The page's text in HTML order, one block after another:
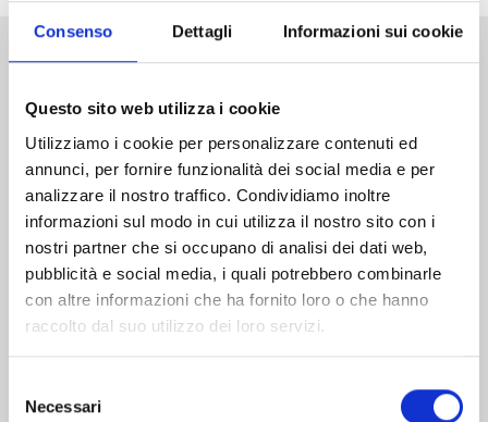
Consenso Dettagli Informazioni sui cookie
Questo sito web utilizza i cookie
Utilizziamo i cookie per personalizzare contenuti ed
annunci, per fornire funzionalità dei social media e per
analizzare il nostro traffico. Condividiamo inoltre
informazioni sul modo in cui utilizza il nostro sito con i
nostri partner che si occupano di analisi dei dati web,
pubblicità e social media, i quali potrebbero combinarle
con altre informazioni che ha fornito loro o che hanno
raccolto dal suo utilizzo dei loro servizi.
delNecessari